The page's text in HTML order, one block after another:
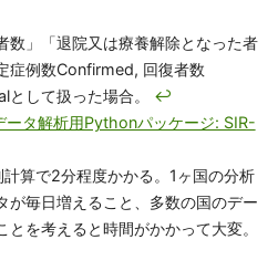
数」「退院又は療養解除となった者
症例数Confirmed, 回復者数
して扱った場合。 ↩
タ解析用Pythonパッケージ: SIR-
算で2分程度かかる。1ヶ国の分析
が毎日増えること、多数の国のデー
を考えると時間がかかって大変。